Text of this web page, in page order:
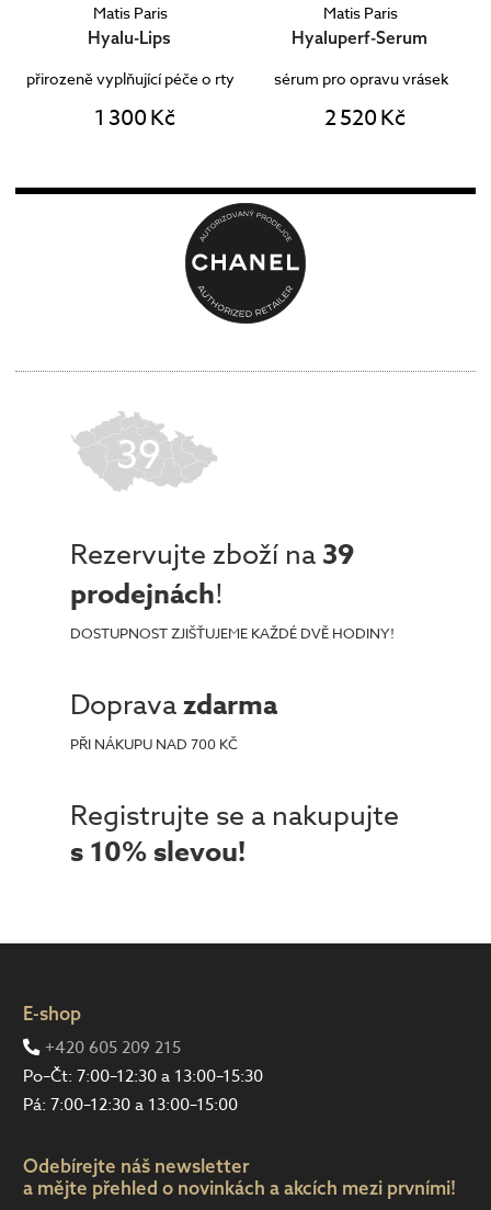
Matis Paris
Hyalu-Lips
přirozeně vyplňující péče o rty
1 300 Kč
Matis Paris
Hyaluperf-Serum
sérum pro opravu vrásek
2 520 Kč
39
Rezervujte zboží na 39
prodejnách!
DOSTUPNOST ZJIŠŤUJEME KAŽDÉ DVĚ HODINY!
Dopravazdarma
PŘI NÁKUPU NAD 700 KČ
Registrujte se a nakupujte
s 10% slevou!
E-shop
+420 605 209 215
Po–Čt: 7:00–12:30 a 13:00–15:30
Pá: 7:00–12:30 a 13:00–15:00
Odebírejte náš newsletter
a mějte přehled o novinkách a akcích mezi prvními!